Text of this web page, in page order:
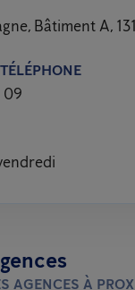
Bâtiment A,
09
AGENCES À